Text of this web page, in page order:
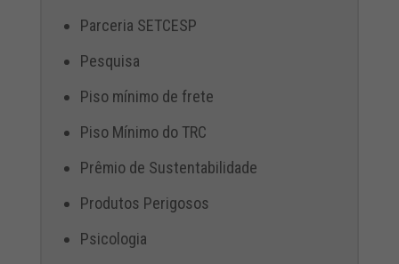
Parceria SETCESP
Pesquisa
Piso mínimo de frete
Piso Mínimo do TRC
Prêmio de Sustentabilidade
Produtos Perigosos
Psicologia